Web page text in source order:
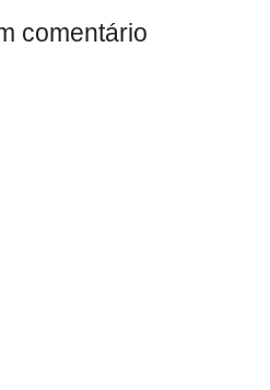
comentário